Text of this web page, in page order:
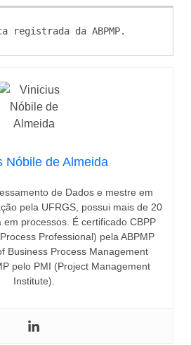
registrada da ABPMP.
Nóbile de Almeida
de Dados e mestre em
pela UFRGS, possui mais de 20
processos. É certificado CBPP
Professional) pela ABPMP
Business Process Management
pelo PMI (Project Management
Institute).